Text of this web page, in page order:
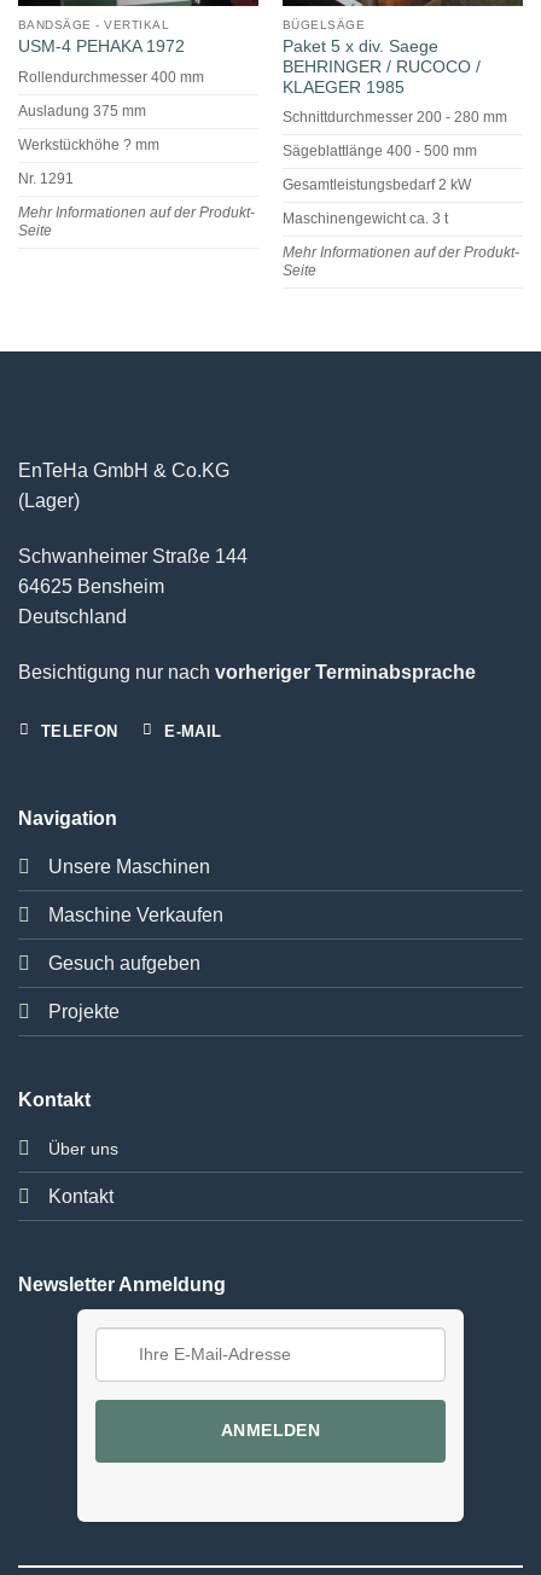
BANDSÄGE - VERTIKAL
USM-4 PEHAKA 1972
Rollendurchmesser 400 mm
Ausladung 375 mm
Werkstückhöhe ? mm
Nr. 1291
Mehr Informationen auf der Produkt-
Seite
BÜGELSÄGE
Paket 5 x div. Saege
BEHRINGER / RUCOCO /
KLAEGER 1985
Schnittdurchmesser 200 - 280 mm
Sägeblattlänge 400 - 500 mm
Gesamtleistungsbedarf 2 kW
Maschinengewicht ca. 3 t
Mehr Informationen auf der Produkt-
Seite
EnTeHa GmbH & Co.KG
(Lager)
Schwanheimer Straße 144
64625 Bensheim
Deutschland
Besichtigung nur nach vorheriger Terminabsprache
TELEFON E-MAIL
Navigation
Unsere Maschinen
Maschine Verkaufen
Gesuch aufgeben
Projekte
Kontakt
Über uns
Kontakt
Newsletter Anmeldung
ANMELDEN